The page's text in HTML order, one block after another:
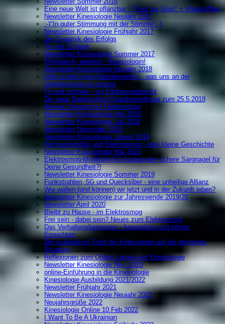
Eine neue Welt ist pflanzbar - "Fünf vor Grün" + Vitalstoffkur
Newsletter Kinesiologie Neujahr 2017
:-)"In guter Stimmung mit der Stimme":-)
Newsletter Kinesiologie Frühjahr 2017
Die Dynamik des Erfolgs
Fit und Schlank
Newsletter Kinesiologie Sommer 2017
Erfolgreich, weiblich - Kinesiologin!
Newsletter Kinesiologie Neujahr 2018
Hilfe schreit mein Reptiliengehirn - was uns an der
Digitalisierung so stresst
Fit und schlank - ein Erfahrungsbericht
Die neue Datenschutz-Grundverordnung zum 25.5.2018
Aktiver Umgang mit Elektrosmog
Newsletter KInesiologie Mai 2018
Newsletter Kinesiologie Juli 2018
Newsletter November 2018
Newsletter Kinesiologie Januar 2019
Hochsensibilität und Elektrosmog - eine kleine Geschichte
Newsletter Kinesiologie Mai 2019
Elektrosmog-Mobilfunk-5G Ausbau-der sichere Sargnagel für
Deine Gesundheit?!
Newsletter Kinesiologie Sommer 2019
Funkstrahlen, 5G und Quecksiber - eine unheilige Allianz
Wie wollen (und können) wir jetzt und in der Zukunft leben?
Newsletter Kinesiologie zur Jahreswende 2019/20
Newsletter April 2020
Bleibt zu Hause - im Elektrosmog
Frei sein - dabei sein? Neues zum Elektrosmog
Das Verhaltensbarometer - Anwendung und tiefere
Einsichten
Die (subjektive) Sicht der Kinesiologin auf die derzeitige
Situation
Reflexionen zum Online Lernen und Kinesiologie
Newsletter Kinesiologie Nov. 2020
online-Einführung in die Kinesiologie
Kinesiologie Ausbildung 2021/2022
Newsletter Frühjahr 2021
Newsletter Kinesiologie Neujahr 2022
Neujahrsgrüße 2022
Kinesiologie Online 10.Feb.2022
I Want To Be A Ukrainian